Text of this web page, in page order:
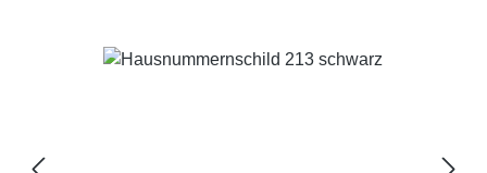
Bildergalerie überspringen